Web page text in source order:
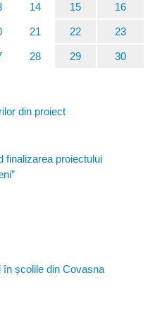
14 15 16
21 22 23
28 29 30
din proiect
finalizarea proiectului
în școlile din Covasna